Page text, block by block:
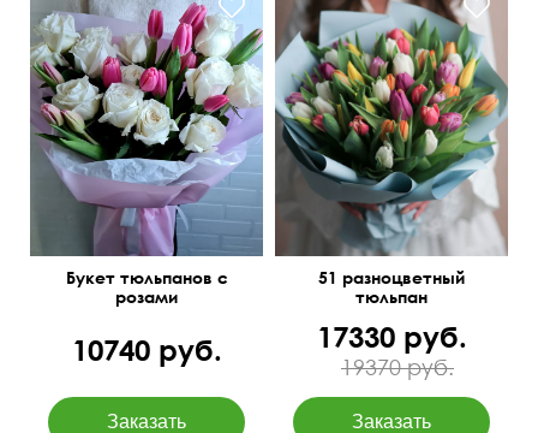
50 см 40 см
Букет тюльпанов с
розами
10740 руб.
45 см 45 см
51 разноцветный
тюльпан
17330 руб.
19370 руб.